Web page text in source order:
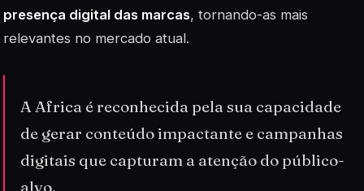
presença digital das marcas, tornando-as mais
relevantes no mercado atual.
A Africa é reconhecida pela sua capacidade
de gerar conteúdo impactante e campanhas
digitais que capturam a atenção do público-
alvo.